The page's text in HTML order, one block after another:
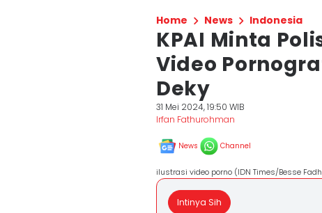
Home News Indonesia
KPAI Minta
Video
Deky
31 Mei 2024, 19:50 WIB
Irfan Fathurohman
News Channel
ilustrasi video porno (IDN Times/Besse
Intinya Sih